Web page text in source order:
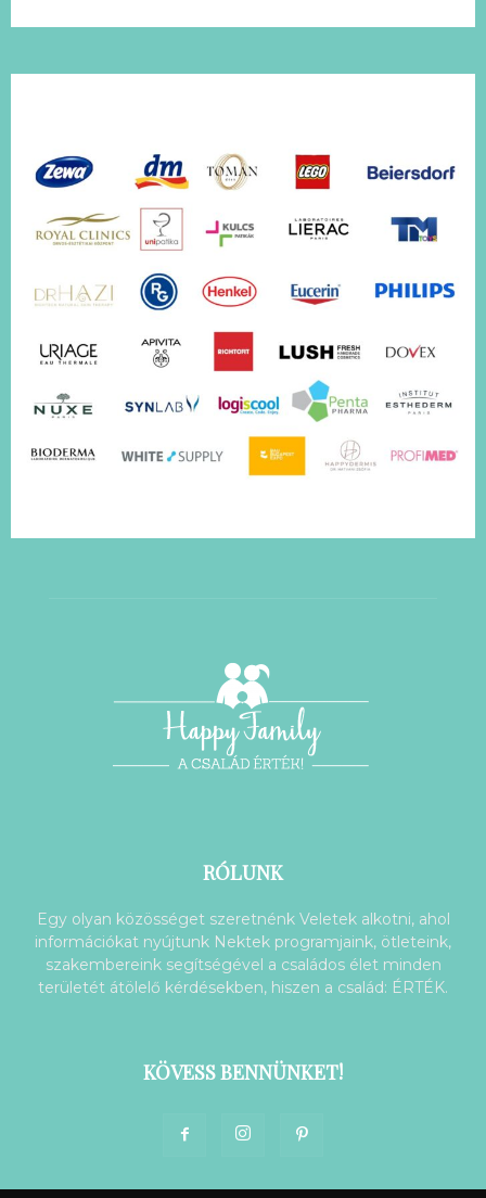
RÓLUNK
Egy olyan közösséget szeretnénk Veletek alkotni, ahol
információkat nyújtunk Nektek programjaink, ötleteink,
szakembereink segítségével a családos élet minden
területét átölelő kérdésekben, hiszen a család: ÉRTÉK.
KÖVESS BENNÜNKET!